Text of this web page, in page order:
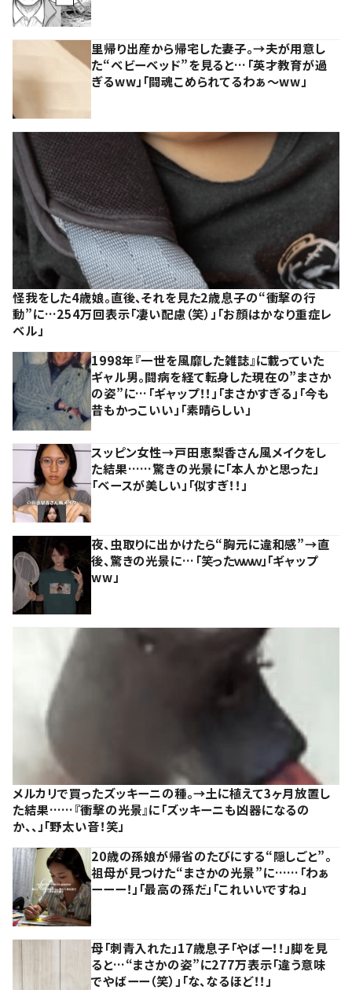
里帰り出産から帰宅した妻子。→夫が用意し
た“ベビーベッド”を見ると…「英才教育が過
ぎるww」「闘魂こめられてるわぁ～ww」
怪我をした4歳娘。直後、それを見た2歳息子の“衝撃の行
動”に…254万回表示「凄い配慮（笑）」「お顔はかなり重症レ
ベル」
1998年『一世を風靡した雑誌』に載っていた
ギャル男。闘病を経て転身した現在の”まさか
の姿”に…「ギャップ！！」「まさかすぎる」「今も
昔もかっこいい」「素晴らしい」
スッピン女性→戸田恵梨香さん風メイクをし
た結果……驚きの光景に「本人かと思った」
「ベースが美しい」「似すぎ！！」
夜、虫取りに出かけたら“胸元に違和感”→直
後、驚きの光景に…「笑ったｗｗｗ」「ギャップ
ww」
メルカリで買ったズッキーニの種。→土に植えて3ヶ月放置し
た結果……『衝撃の光景』に「ズッキーニも凶器になるの
か、、」「野太い音！笑」
20歳の孫娘が帰省のたびにする“隠しごと”。
祖母が見つけた“まさかの光景”に……「わぁ
ーーー！」「最高の孫だ」「これいいですね」
母「刺青入れた」17歳息子「やばー！！」脚を見
ると…“まさかの姿”に277万表示「違う意味
でやばーー（笑）」「な、なるほど！！」